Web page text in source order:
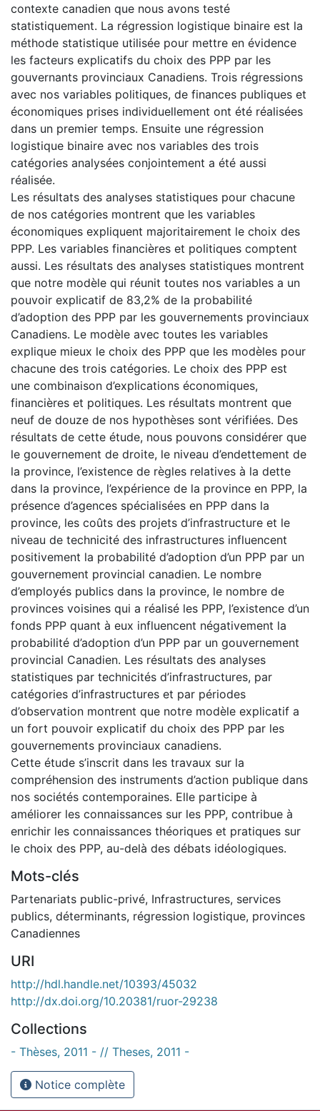
contexte canadien que nous avons testé
statistiquement. La régression logistique binaire est la
méthode statistique utilisée pour mettre en évidence
les facteurs explicatifs du choix des PPP par les
gouvernants provinciaux Canadiens. Trois régressions
avec nos variables politiques, de finances publiques et
économiques prises individuellement ont été réalisées
dans un premier temps. Ensuite une régression
logistique binaire avec nos variables des trois
catégories analysées conjointement a été aussi
réalisée.
Les résultats des analyses statistiques pour chacune
de nos catégories montrent que les variables
économiques expliquent majoritairement le choix des
PPP. Les variables financières et politiques comptent
aussi. Les résultats des analyses statistiques montrent
que notre modèle qui réunit toutes nos variables a un
pouvoir explicatif de 83,2% de la probabilité
d’adoption des PPP par les gouvernements provinciaux
Canadiens. Le modèle avec toutes les variables
explique mieux le choix des PPP que les modèles pour
chacune des trois catégories. Le choix des PPP est
une combinaison d’explications économiques,
financières et politiques. Les résultats montrent que
neuf de douze de nos hypothèses sont vérifiées. Des
résultats de cette étude, nous pouvons considérer que
le gouvernement de droite, le niveau d’endettement de
la province, l’existence de règles relatives à la dette
dans la province, l’expérience de la province en PPP, la
présence d’agences spécialisées en PPP dans la
province, les coûts des projets d’infrastructure et le
niveau de technicité des infrastructures influencent
positivement la probabilité d’adoption d’un PPP par un
gouvernement provincial canadien. Le nombre
d’employés publics dans la province, le nombre de
provinces voisines qui a réalisé les PPP, l’existence d’un
fonds PPP quant à eux influencent négativement la
probabilité d’adoption d’un PPP par un gouvernement
provincial Canadien. Les résultats des analyses
statistiques par technicités d’infrastructures, par
catégories d’infrastructures et par périodes
d’observation montrent que notre modèle explicatif a
un fort pouvoir explicatif du choix des PPP par les
gouvernements provinciaux canadiens.
Cette étude s’inscrit dans les travaux sur la
compréhension des instruments d’action publique dans
nos sociétés contemporaines. Elle participe à
améliorer les connaissances sur les PPP, contribue à
enrichir les connaissances théoriques et pratiques sur
le choix des PPP, au-delà des débats idéologiques.
Mots-clés
Partenariats public-privé, Infrastructures, services
publics, déterminants, régression logistique, provinces
Canadiennes
URI
http://hdl.handle.net/10393/45032
http://dx.doi.org/10.20381/ruor-29238
Collections
- Thèses, 2011 - // Theses, 2011 -
Notice complète